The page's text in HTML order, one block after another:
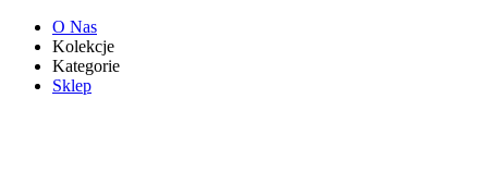
O Nas
Kolekcje
Kategorie
Sklep